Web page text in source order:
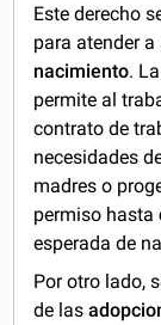
Este derecho
para atender
nacimiento.
permite al
contrato de
necesidades
madres o
permiso hasta
esperada de
Por otro lado,
de las